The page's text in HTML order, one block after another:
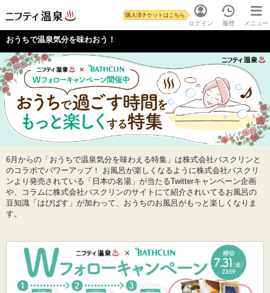
ログイン
購入済チケットはこちら
履歴 メニュー
おうちで温泉気分を味わおう！
6月からの「おうちで温泉気分を味わえる特集」は株式会社バスクリンと
のコラボでパワーアップ！ お風呂が楽しくなるように株式会社バスクリ
ンより発売されている「日本の名湯」が当たるTwitterキャンペーン企画
や、コラムに株式会社バスクリンのサイトにて紹介されいてるお風呂の
豆知識「はぴばす」が加わって、おうちのお風呂がもっと楽しくなりま
す。